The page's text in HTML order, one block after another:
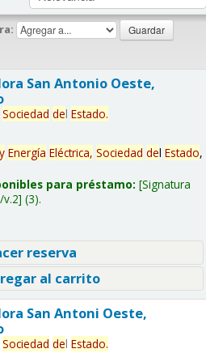
San Antonio Oeste,
Sociedad del Estado.
y Energía Eléctrica, Sociedad del Estado,
para préstamo: Signatura
(3).
reserva
al carrito
San Antoni Oeste,
Sociedad del Estado.